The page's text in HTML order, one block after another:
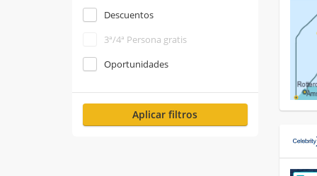
Descuentos
3ª/4ª Persona gratis
Oportunidades
Aplicar filtros